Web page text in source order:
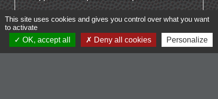
Textes de référence
This site uses cookies and gives you control over what you want
to activate
OK, accept all
Deny all cookies Personalize